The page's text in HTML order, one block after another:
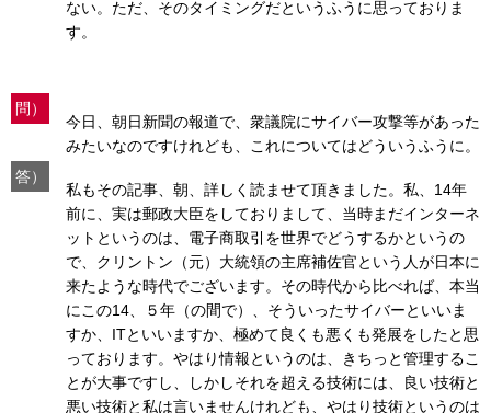
ない。ただ、そのタイミングだというふうに思っておりま
す。
問）
今日、朝日新聞の報道で、衆議院にサイバー攻撃等があった
みたいなのですけれども、これについてはどういうふうに。
答）
私もその記事、朝、詳しく読ませて頂きました。私、14年
前に、実は郵政大臣をしておりまして、当時まだインターネ
ットというのは、電子商取引を世界でどうするかというの
で、クリントン（元）大統領の主席補佐官という人が日本に
来たような時代でございます。その時代から比べれば、本当
にこの14、５年（の間で）、そういったサイバーといいま
すか、ITといいますか、極めて良くも悪くも発展をしたと思
っております。やはり情報というのは、きちっと管理するこ
とが大事ですし、しかしそれを超える技術には、良い技術と
悪い技術と私は言いませんけれども、やはり技術というのは